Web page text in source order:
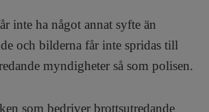
inte ha något annat syfte än
och bilderna får inte spridas till
myndigheter så som polisen.
som bedriver brottsutredande